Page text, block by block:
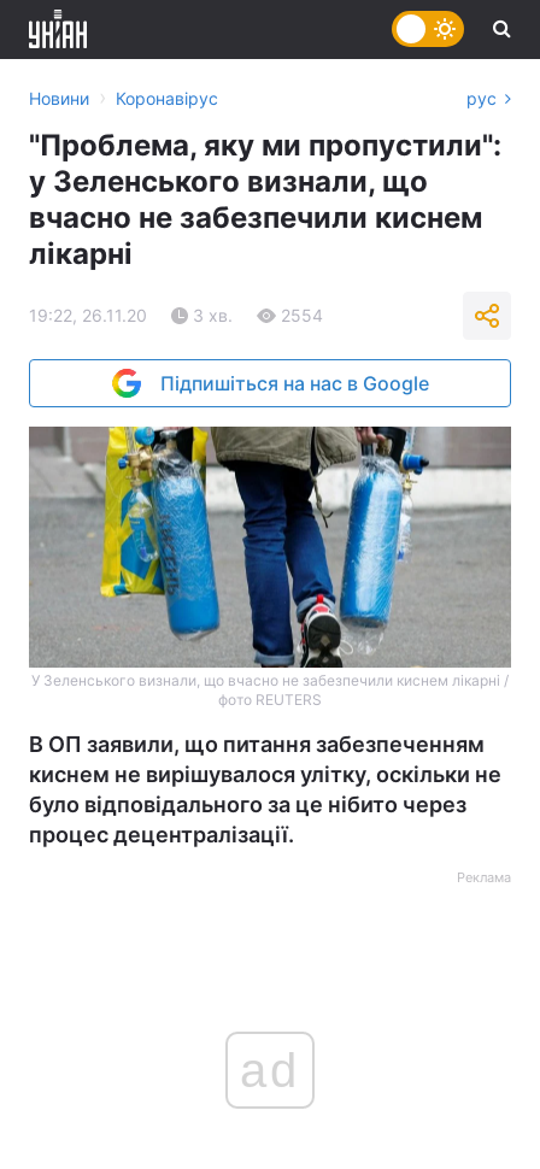
Новини › Коронавірус рус
"Проблема, яку ми пропустили":
у Зеленського визнали, що
вчасно не забезпечили киснем
лікарні
19:22, 26.11.20 3 хв. 2554
Підпишіться на нас в Google
У Зеленського визнали, що вчасно не забезпечили киснем лікарні /
фото REUTERS
В ОП заявили, що питання забезпеченням
киснем не вирішувалося улітку, оскільки не
було відповідального за це нібито через
процес децентралізації.
Реклама
ad